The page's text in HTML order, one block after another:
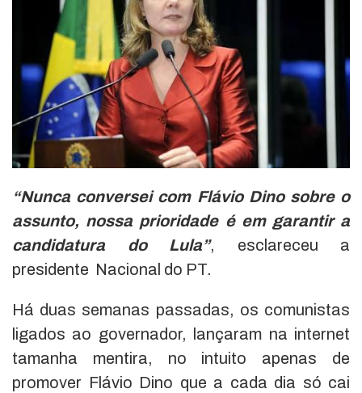
“Nunca conversei com Flávio Dino sobre o
assunto, nossa prioridade é em garantir a
candidatura do Lula”, esclareceu a
presidente Nacional do PT.
Há duas semanas passadas, os comunistas
ligados ao governador, lançaram na internet
tamanha mentira, no intuito apenas de
promover Flávio Dino que a cada dia só cai